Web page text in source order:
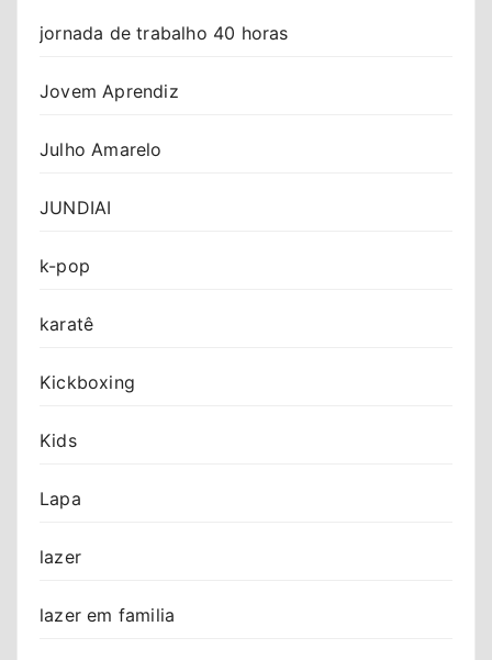
jornada de trabalho 40 horas
Jovem Aprendiz
Julho Amarelo
JUNDIAI
k-pop
karatê
Kickboxing
Kids
Lapa
lazer
lazer em familia